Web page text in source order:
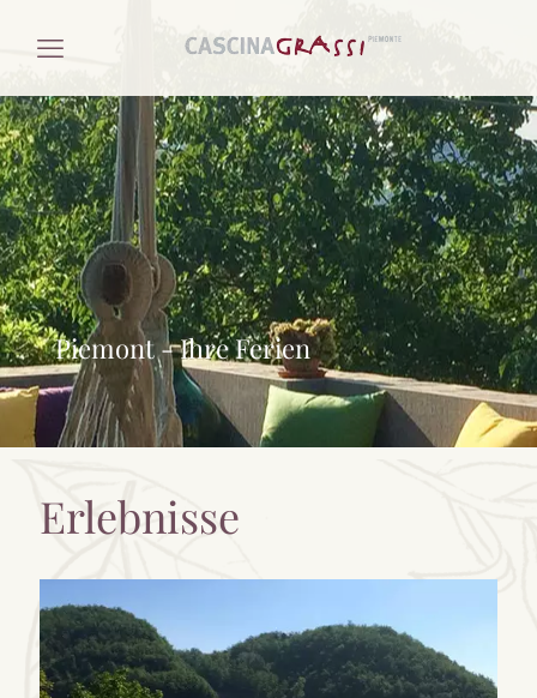
Piemont - Ihre Ferien
Erlebnisse